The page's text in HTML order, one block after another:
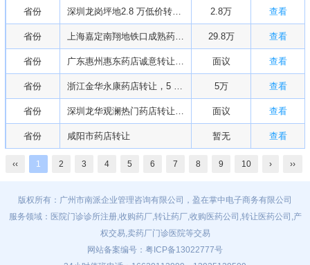
省份 深圳龙岗坪地2.8 万低价转让药店！月租金 3400，押 0 付 0，剩余租期 12 个月 2.8万 查看
省份 上海嘉定南翔地铁口成熟药店转让！医保定点资质全，接手即营业，剩余租期 12 个月 29.8万 查看
省份 广东惠州惠东药店诚意转让，证照齐全，客源稳定，接手即可盈利！ 面议 查看
省份 浙江金华永康药店转让，5 万打包含药品设备，手续齐全，带经营资质，接手即可营业 5万 查看
省份 深圳龙华观澜热门药店转让！单体店临街铺面，药证齐全，租金低廉 面议 查看
省份 咸阳市药店转让 暂无 查看
‹‹ 1 2 3 4 5 6 7 8 9 10 › ››
版权所有：广州市南派企业管理咨询有限公司，盈在掌中电子商务有限公司
服务领域：医院门诊诊所注册,收购药厂,转让药厂,收购医药公司,转让医药公司,产
权交易,卖药厂门诊医院等交易
网站备案编号： 粤ICP备13022777号